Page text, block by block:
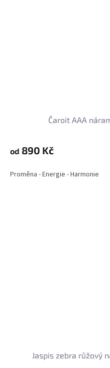
Čaroit AAA
od 890 Kč
Proměna - Energie - Harmonie
Jaspis zebra růžový